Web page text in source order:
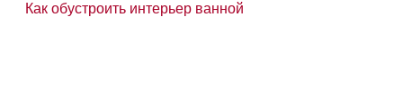
Как обустроить интерьер ванной